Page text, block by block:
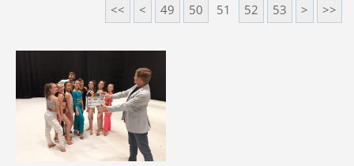
<< < 49 50 51 52 53 > >>